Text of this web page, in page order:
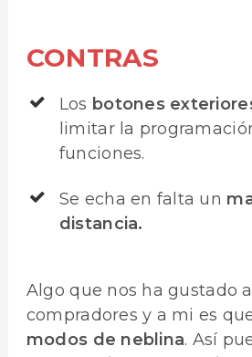
CONTRAS
Los botones
limitar la
funciones.
Se echa en falta un
distancia.
Algo que nos ha gustado
compradores y a mi es
modos de neblina. Así